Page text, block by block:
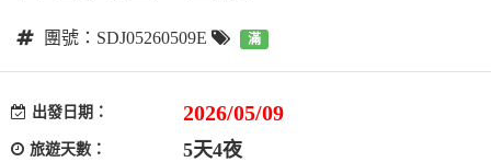
團號：SDJ05260509E 滿
出發日期： 2026/05/09
旅遊天數： 5天4夜